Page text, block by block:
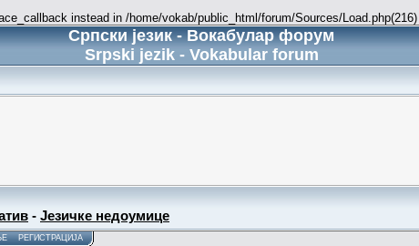
instead in /home/vokab/public_html/forum/Sources/
Српски језик - Вокабулар форум
Srpski jezik - Vokabular forum
- Језичке недоумице
РЕГИСТРАЦИЈА